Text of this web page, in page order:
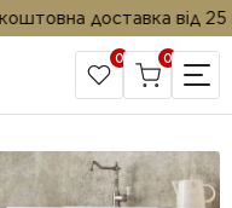
доставка від 25 м²
КОМПАНІЇ
0 0